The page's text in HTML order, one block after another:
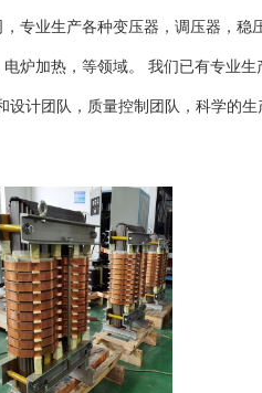
，专业生产各种变压器，调压器，
炉加热，等领域。 我们已有专业
设计团队，质量控制团队，科学的